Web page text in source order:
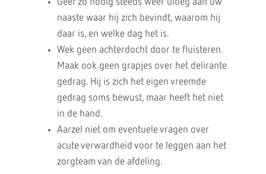
Geef zo nodig steeds weer uitleg aan uw
naaste waar hij zich bevindt, waarom hij
daar is, en welke dag het is.
Wek geen achterdocht door te fluisteren.
Maak ook geen grapjes over het delirante
gedrag. Hij is zich het eigen vreemde
gedrag soms bewust, maar heeft het niet
in de hand.
Aarzel niet om eventuele vragen over
acute verwardheid voor te leggen aan het
zorgteam van de afdeling.